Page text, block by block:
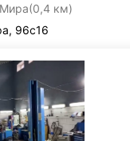
(0,4 км)
96с16